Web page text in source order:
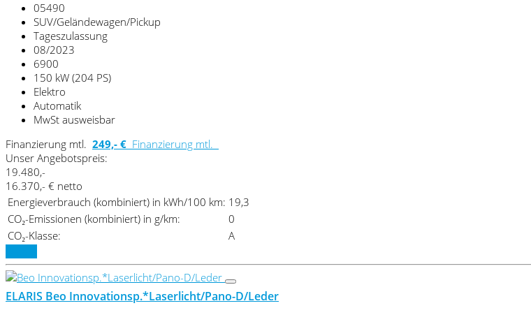
05490
SUV/Geländewagen/Pickup
Tageszulassung
08/2023
6900
150 kW (204 PS)
Elektro
Automatik
MwSt ausweisbar
Finanzierung mtl. 249,- € Finanzierung mtl.
Unser Angebotspreis:
19.480,-
16.370,- € netto
Energieverbrauch (kombiniert) in kWh/100 km: 19,3
CO₂-Emissionen (kombiniert) in g/km:
0
CO₂-Klasse:
A
ELARIS Beo Innovationsp.*Laserlicht/Pano-D/Leder